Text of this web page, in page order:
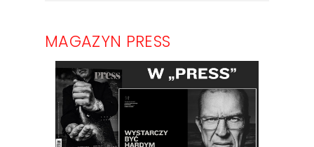
MAGAZYN PRESS